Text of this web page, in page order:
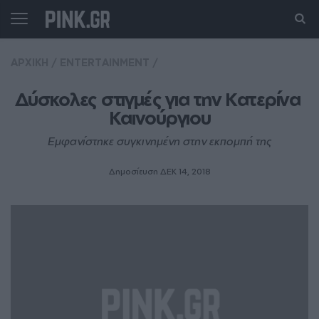
Δύσκολες στιγμές για την Κατερίνα
Καινούργιου
Εμφανίστηκε συγκινημένη στην εκπομπή της
Δημοσίευση ΔΕΚ 14, 2018